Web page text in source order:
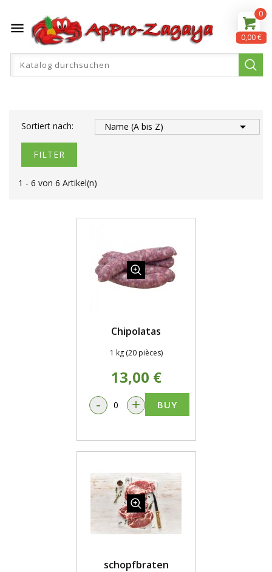

Sortiert nach: Name (A bis Z) 
FILTER
1 - 6 von 6 Artikel(n)
Chipolatas
1 kg (20 pièces)
13,00 €
- + BUY
schopfbraten
0
0,00 €